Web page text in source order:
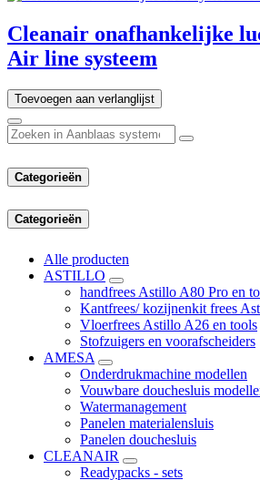
Cleanair onafhankelijke
Air line systeem
Toevoegen aan verlanglijst
Categorieën
Categorieën
Alle producten
ASTILLO
handfrees Astillo A80 Pro en
Kantfrees/ kozijnenkit frees
Vloerfrees Astillo A26 en tools
Stofzuigers en voorafscheiders
AMESA
Onderdrukmachine modellen
Vouwbare douchesluis
Watermanagement
Panelen materialensluis
Panelen douchesluis
CLEANAIR
Readypacks - sets